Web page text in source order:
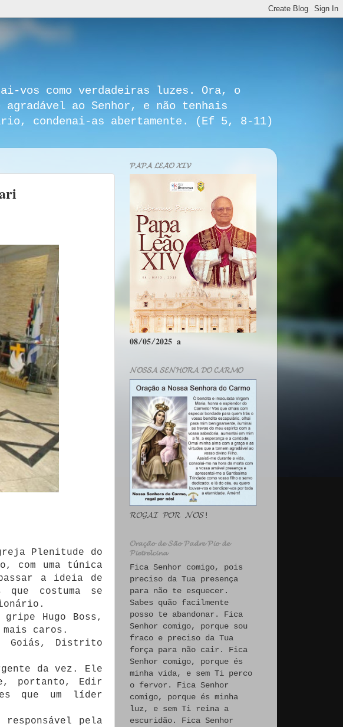
vos como verdadeiras luzes. Ora, o
ao Senhor, e não tenhais
condenai-as abertamente. (Ef 5, 8-11)
Plenitude do
com uma túnica
a ideia de
costuma se
Hugo Boss,
caros.
Goiás, Distrito
da vez. Ele
portanto, Edir
que um líder
pela
𝓟𝓐𝓟𝓐 𝓛𝓔𝓐̃𝓞 𝓧𝓘𝓥
𝟎𝟖/𝟎𝟓/𝟐𝟎𝟐𝟓 𝐚
𝓝𝓞𝓢𝓢𝓐 𝓢𝓔𝓝𝓗𝓞𝓡𝓐 𝓓𝓞 𝓒𝓐𝓡𝓜𝓞
𝓡𝓞𝓖𝓐𝓘 𝓟𝓞𝓡 𝓝𝓞́𝓢!
𝓞𝓻𝓪𝓬̧𝓪̃𝓸 𝓭𝓮 𝓢𝓪̃𝓸 𝓟𝓪𝓭𝓻𝓮 𝓟𝓲𝓸 𝓭𝓮
𝓟𝓲𝓮𝓽𝓻𝓮𝓵𝓬𝓲𝓷𝓪
Fica Senhor comigo, pois
preciso da Tua presença
para não te esquecer.
Sabes quão facilmente
posso te abandonar. Fica
Senhor comigo, porque sou
fraco e preciso da Tua
força para não cair. Fica
Senhor comigo, porque és
minha vida, e sem Ti perco
o fervor. Fica Senhor
comigo, porque és minha
luz, e sem Ti reina a
escuridão. Fica Senhor